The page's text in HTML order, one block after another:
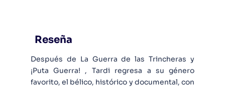
Reseña
Después de La Guerra de las Trincheras y
¡Puta Guerra! , Tardi regresa a su género
favorito, el bélico, histórico y documental, con